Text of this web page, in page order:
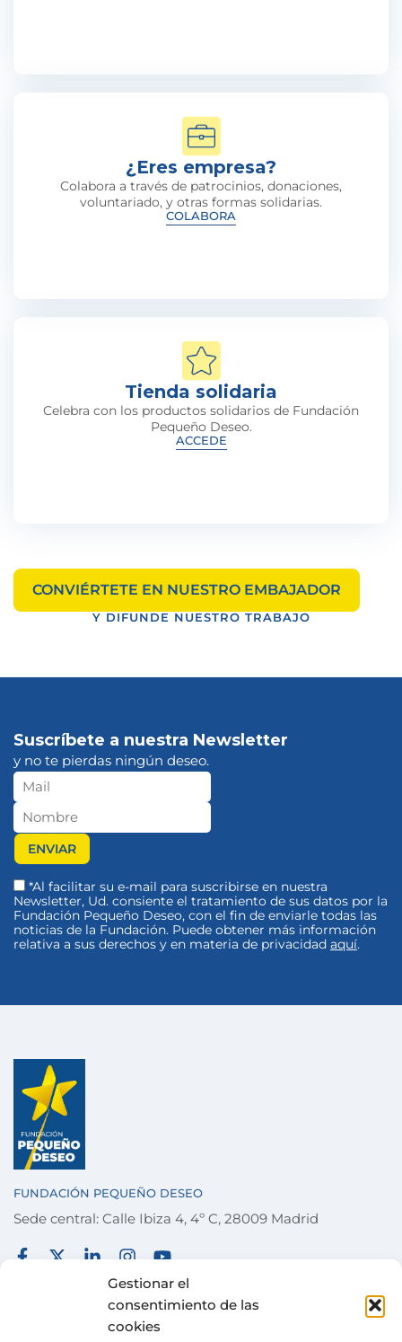
Gestionar el
consentimiento de las
cookies
Tienda solidaria
Celebra con los productos solidarios de Fundación
Pequeño Deseo.
ACCEDE
¿Eres empresa?
Colabora a través de patrocinios, donaciones,
voluntariado, y otras formas solidarias.
COLABORA
CONVIÉRTETE EN NUESTRO EMBAJADOR
Y DIFUNDE NUESTRO TRABAJO
Suscríbete a nuestra Newsletter
y no te pierdas ningún deseo.
*Al facilitar su e-mail para suscribirse en nuestra
Newsletter, Ud. consiente el tratamiento de sus datos por la
Fundación Pequeño Deseo, con el fin de enviarle todas las
noticias de la Fundación. Puede obtener más información
relativa a sus derechos y en materia de privacidad aquí.
FUNDACIÓN PEQUEÑO DESEO
Sede central: Calle Ibiza 4, 4º C, 28009 Madrid
POLÍTICA DE PRIVACIDAD